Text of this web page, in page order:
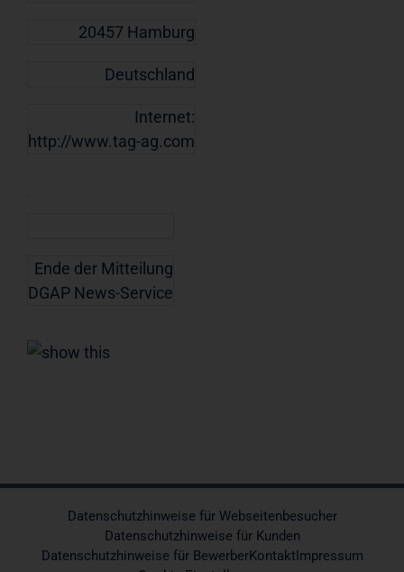
20457 Hamburg
Deutschland
Internet:
http://www.tag-ag.com
Ende der Mitteilung
DGAP News-Service
Datenschutzhinweise für Webseitenbesucher
Datenschutzhinweise für Kunden
Datenschutzhinweise für BewerberKontaktImpressum